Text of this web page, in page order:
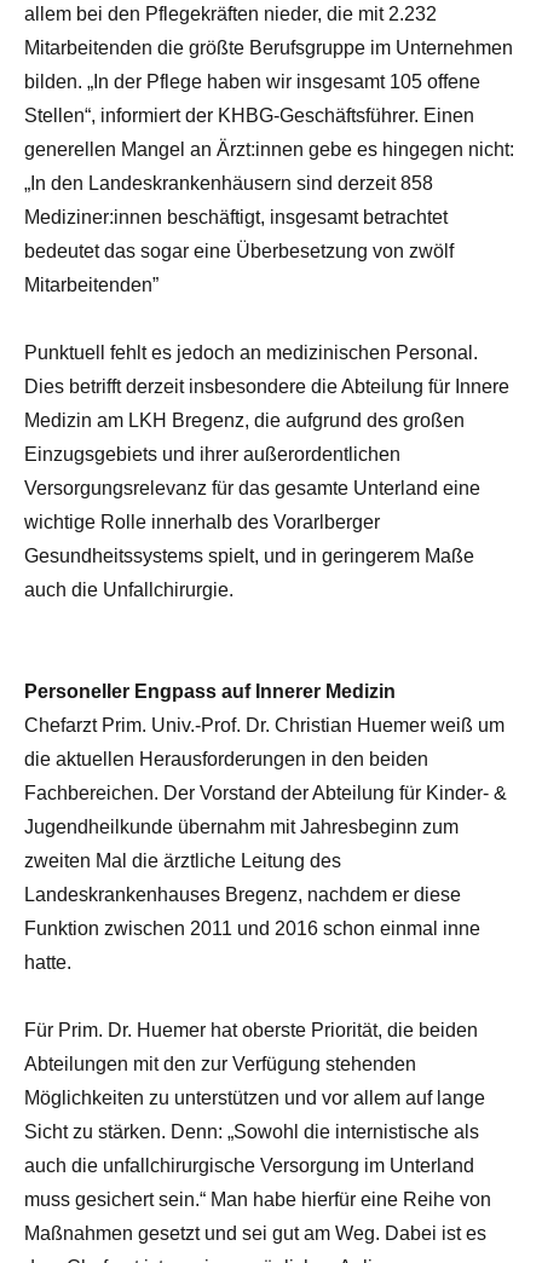
allem bei den Pflegekräften nieder, die mit 2.232
Mitarbeitenden die größte Berufsgruppe im Unternehmen
bilden. „In der Pflege haben wir insgesamt 105 offene
Stellen“, informiert der KHBG-Geschäftsführer. Einen
generellen Mangel an Ärzt:innen gebe es hingegen nicht:
„In den Landeskrankenhäusern sind derzeit 858
Mediziner:innen beschäftigt, insgesamt betrachtet
bedeutet das sogar eine Überbesetzung von zwölf
Mitarbeitenden”
Punktuell fehlt es jedoch an medizinischen Personal.
Dies betrifft derzeit insbesondere die Abteilung für Innere
Medizin am LKH Bregenz, die aufgrund des großen
Einzugsgebiets und ihrer außerordentlichen
Versorgungsrelevanz für das gesamte Unterland eine
wichtige Rolle innerhalb des Vorarlberger
Gesundheitssystems spielt, und in geringerem Maße
auch die Unfallchirurgie.
Personeller Engpass auf Innerer Medizin
Chefarzt Prim. Univ.-Prof. Dr. Christian Huemer weiß um
die aktuellen Herausforderungen in den beiden
Fachbereichen. Der Vorstand der Abteilung für Kinder- &
Jugendheilkunde übernahm mit Jahresbeginn zum
zweiten Mal die ärztliche Leitung des
Landeskrankenhauses Bregenz, nachdem er diese
Funktion zwischen 2011 und 2016 schon einmal inne
hatte.
Für Prim. Dr. Huemer hat oberste Priorität, die beiden
Abteilungen mit den zur Verfügung stehenden
Möglichkeiten zu unterstützen und vor allem auf lange
Sicht zu stärken. Denn: „Sowohl die internistische als
auch die unfallchirurgische Versorgung im Unterland
muss gesichert sein.“ Man habe hierfür eine Reihe von
Maßnahmen gesetzt und sei gut am Weg. Dabei ist es